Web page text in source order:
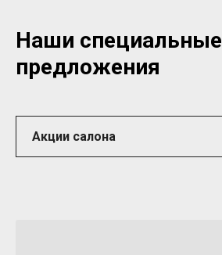
Наши специальные
предложения